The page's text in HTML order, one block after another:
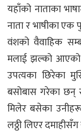
यहाँको नाताका
नाता र भाषीका
वंशको वैवाहिक
मलाई झल्को आएको
उपत्यका छिरेका
बसोबास गरेका छन्
मिलेर बसेका
लठ्ठी लिएर